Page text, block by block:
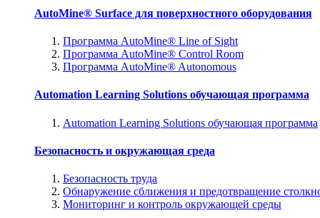
AutoMine® Surface для поверхностного оборудования
Программа AutoMine® Line of Sight
Программа AutoMine® Control Room
Программа AutoMine® Autonomous
Automation Learning Solutions обучающая программа
Automation Learning Solutions обучающая программа
Безопасность и окружающая среда
Безопасность труда
Обнаружение сближения и предотвращение
Мониторинг и контроль окружающей среды